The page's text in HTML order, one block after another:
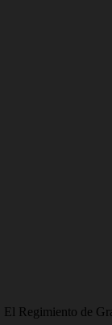
Regimiento de